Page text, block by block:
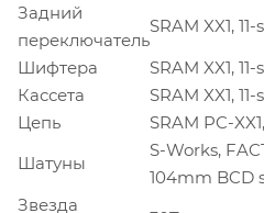
Задний
переключатель
SRAM XX1,
Шифтера
SRAM XX1,
Кассета
SRAM XX1,
Цепь
SRAM PC-
Шатуны
S-Works,
104mm BCD
Звезда